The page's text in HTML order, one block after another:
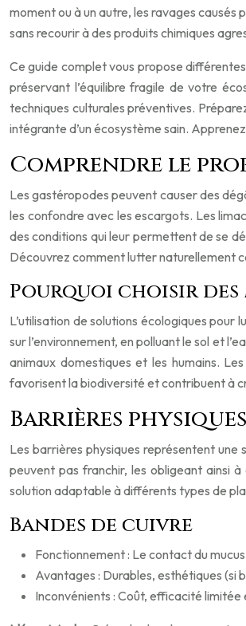
moment ou à un autre, les ravages causés
sans recourir à des produits chimiques
Ce guide complet vous propose
préservant l’équilibre fragile de votre
techniques culturales préventives.
intégrante d’un écosystème sain.
Comprendre le
Les gastéropodes peuvent causer des
les confondre avec les escargots. Les
des conditions qui leur permettent de se
Découvrez comment lutter naturellement
Pourquoi choisir des
L’utilisation de solutions écologiques
sur l’environnement, en polluant le sol et
animaux domestiques et les humains.
favorisent la biodiversité et contribuent à
Barrières
Les barrières physiques représentent
peuvent pas franchir, les obligeant ainsi
solution adaptable à différents types de
Bandes de cuivre
Fonctionnement : Le contact du
Avantages : Durables, esthétiques (si
Inconvénients : Coût, efficacité limitée